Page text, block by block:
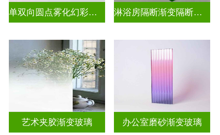
单双向圆点雾化幻彩炫彩渐变玻璃 淋浴房隔断渐变隔断装饰玻璃
艺术夹胶渐变玻璃 办公室磨砂渐变玻璃